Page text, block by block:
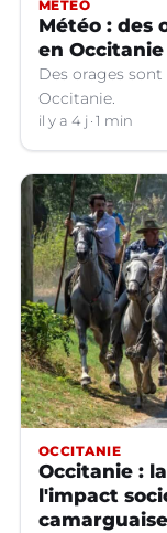
MÉTÉO
Météo : des
en Occitanie
Des orages
Occitanie.
il y a 4 j 1 min
OCCITANIE
Occitanie :
l'impact
camarguaise